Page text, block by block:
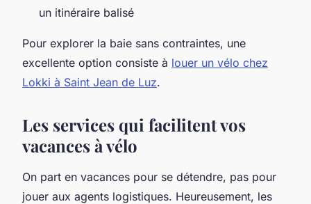
un itinéraire balisé
Pour explorer la baie sans contraintes, une
excellente option consiste à louer un vélo chez
Lokki à Saint Jean de Luz.
Les services qui facilitent vos
vacances à vélo
On part en vacances pour se détendre, pas pour
jouer aux agents logistiques. Heureusement, les